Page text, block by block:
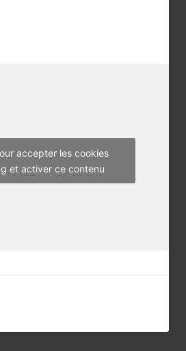
m
accepter les cookies
et activer ce contenu